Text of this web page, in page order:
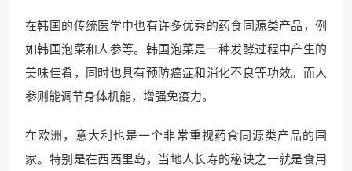
在韩国的传统医学中也有许多优秀的药食同源类产品，例
如韩国泡菜和人参等。韩国泡菜是一种发酵过程中产生的
美味佳肴，同时也具有预防癌症和消化不良等功效。而人
参则能调节身体机能，增强免疫力。
在欧洲，意大利也是一个非常重视药食同源类产品的国
家。特别是在西西里岛，当地人长寿的秘诀之一就是食用